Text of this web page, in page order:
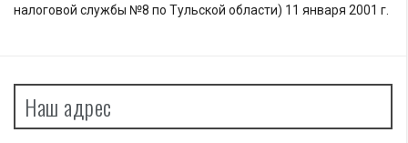
налоговой службы №8 по Тульской области) 11 января 2001 г.
Наш адрес